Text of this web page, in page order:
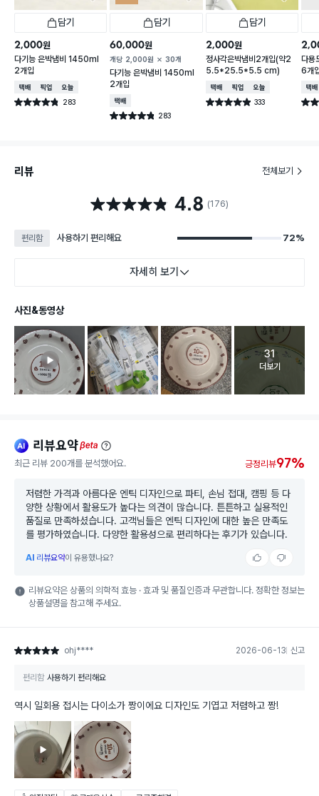
담기
2,000원
다기능 은박냄비 1450ml
2개입
택배배송매장픽업오늘배송
별점 4.8점 283
건 작성
담기
60,000원
개당 2,000원 30개
다기능 은박냄비 1450ml
2개입
택배배송
별점 4.8점 283
건 작성
담기
2,000원
정사각은박냄비2개입(약2
5.5*25.5*5.5 cm)
택배배송매장픽업오늘배송
별점 4.9점 333
건 작성
다용
6개
택배
별점
리뷰 전체보기
별점 4.8점 4.8 (176)
편리함 사용하기 편리해요 72%
자세히 보기
사진&동영상
고객 리뷰
31
더보기
ai 리뷰요약beta
최근 리뷰 200개를 분석했어요. 긍정리뷰97%
저렴한 가격과 아름다운 엔틱 디자인으로 파티, 손님 접대, 캠핑 등 다
양한 상황에서 활용도가 높다는 의견이 많습니다. 튼튼하고 실용적인
품질로 만족하셨습니다. 고객님들은 엔틱 디자인에 대한 높은 만족도
를 평가하였습니다. 다양한 활용성으로 편리하다는 후기가 있습니다.
AI 리뷰요약이 유용했나요?
리뷰요약은 상품의 의학적 효능 · 효과 및 품질인증과 무관합니다. 정확한 정보는
상품설명을 참고해 주세요.
별점 5점 ohj**** 2026-06-13 신고
편리함 사용하기 편리해요
역시 일회용 접시는 다이소가 짱이에요 디자인도 기엽고 저렴하고 짱!